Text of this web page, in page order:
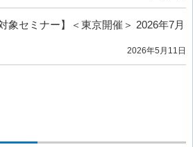
象セミナー】＜東京開催＞ 2026年7月
2026年5月11日